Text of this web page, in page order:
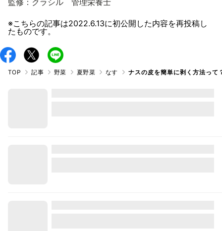
※こちらの記事は2022.6.13に初公開した内容を再投稿し
たものです。
TOP 記事 野菜 夏野菜 なす ナスの皮を簡単に剥く方法っ